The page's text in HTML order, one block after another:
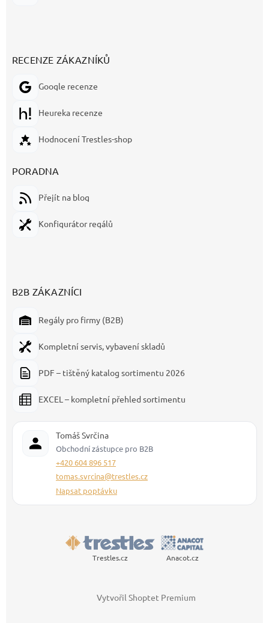
RECENZE ZÁKAZNÍKŮ
Google recenze
Heureka recenze
Hodnocení Trestles-shop
PORADNA
Přejít na blog
Konfigurátor regálů
B2B ZÁKAZNÍCI
Regály pro firmy (B2B)
Kompletní servis, vybavení skladů
PDF – tištěný katalog sortimentu 2026
EXCEL – kompletní přehled sortimentu
Tomáš Svrčina
Obchodní zástupce pro B2B
+420 604 896 517
tomas.svrcina@trestles.cz
Napsat poptávku
Trestles.cz Anacot.cz
Vytvořil Shoptet Premium